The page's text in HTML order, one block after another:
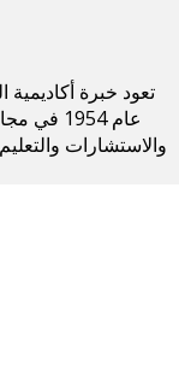
تعود خبرة أكاديمية
عام 1954
والاستشارات